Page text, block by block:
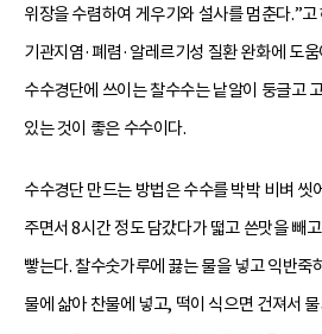
위장을 수렴하여 게우기와 설사를 멈춘다.”고
기관지염·폐렴·알레르기성 질환 완화에 도
수수경단에 쓰이는 찰수수는 낱알이 둥글고
있는 것이 좋은 수수이다.
수수경단 만드는 방법은 수수를 박박 비벼 씻
주면서 8시간 정도 담갔다가 떫고 쓴맛을 빼
빻는다. 찰수숫가루에 끓는 물을 넣고 익반죽
물에 삶아 찬물에 넣고, 떡이 식으면 건져서